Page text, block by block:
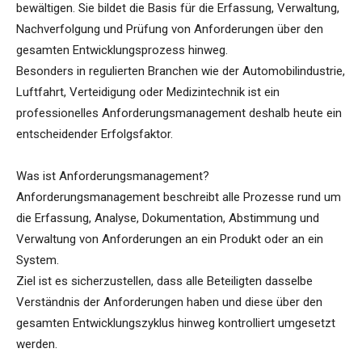
bewältigen. Sie bildet die Basis für die Erfassung, Verwaltung,
Nachverfolgung und Prüfung von Anforderungen über den
gesamten Entwicklungsprozess hinweg.
Besonders in regulierten Branchen wie der Automobilindustrie,
Luftfahrt, Verteidigung oder Medizintechnik ist ein
professionelles Anforderungsmanagement deshalb heute ein
entscheidender Erfolgsfaktor.
Was ist Anforderungsmanagement?
Anforderungsmanagement beschreibt alle Prozesse rund um
die Erfassung, Analyse, Dokumentation, Abstimmung und
Verwaltung von Anforderungen an ein Produkt oder an ein
System.
Ziel ist es sicherzustellen, dass alle Beteiligten dasselbe
Verständnis der Anforderungen haben und diese über den
gesamten Entwicklungszyklus hinweg kontrolliert umgesetzt
werden.